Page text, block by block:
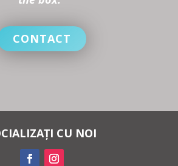
CONTACT
CU NOI